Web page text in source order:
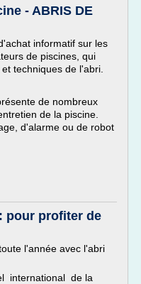
- ABRIS DE
informatif sur les
de piscines, qui
techniques de l'abri.
de nombreux
de la piscine.
d'alarme ou de robot
pour profiter de
l'année avec l'abri
international de la